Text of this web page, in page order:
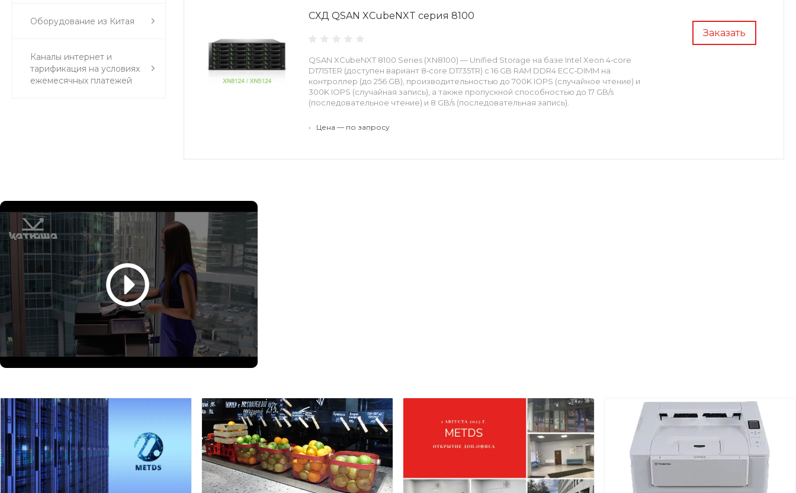
Оборудование из Китая
Каналы интернет и
тарификация на условиях
ежемесячных платежей
Заказать
СХД QSAN XCubeNXT серия 8100
QSAN XCubeNXT 8100 Series (XN8100) — Unified Storage на базе Intel Xeon 4‑core
D1715TER (доступен вариант 8‑core D1735TR) с 16 GB RAM DDR4 ECC‑DIMM на
контроллер (до 256 GB), производительностью до 700K IOPS (случайное чтение) и
300K IOPS (случайная запись), а также пропускной способностью до 17 GB/s
(последовательное чтение) и 8 GB/s (последовательная запись). ​
• Цена — по запросу